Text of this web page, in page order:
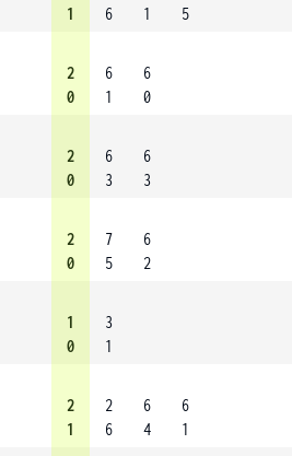
1
6
1
5
2
0
6
1
6
0
2
0
6
3
6
3
2
0
7
5
6
2
1
0
3
1
2
1
2
6
6
4
6
1